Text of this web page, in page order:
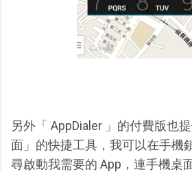
另外「 AppDialer 」的付費版也
面」的快捷工具，我可以在手機
尋啟動我需要的 App，連手機桌